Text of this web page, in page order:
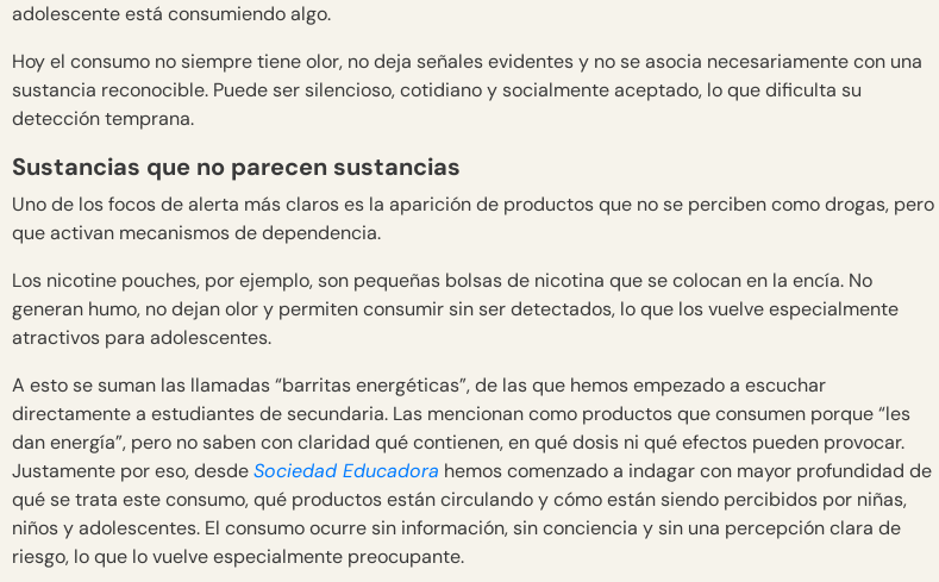
adolescente está consumiendo algo.
Hoy el consumo no siempre tiene olor, no deja señales evidentes y no se asocia necesariamente con una
sustancia reconocible. Puede ser silencioso, cotidiano y socialmente aceptado, lo que dificulta su
detección temprana.
Sustancias que no parecen sustancias
Uno de los focos de alerta más claros es la aparición de productos que no se perciben como drogas, pero
que activan mecanismos de dependencia.
Los nicotine pouches, por ejemplo, son pequeñas bolsas de nicotina que se colocan en la encía. No
generan humo, no dejan olor y permiten consumir sin ser detectados, lo que los vuelve especialmente
atractivos para adolescentes.
A esto se suman las llamadas “barritas energéticas”, de las que hemos empezado a escuchar
directamente a estudiantes de secundaria. Las mencionan como productos que consumen porque “les
dan energía”, pero no saben con claridad qué contienen, en qué dosis ni qué efectos pueden provocar.
Justamente por eso, desdeSociedad Educadora hemos comenzado a indagar con mayor profundidad de
qué se trata este consumo, qué productos están circulando y cómo están siendo percibidos por niñas,
niños y adolescentes. El consumo ocurre sin información, sin conciencia y sin una percepción clara de
riesgo, lo que lo vuelve especialmente preocupante.